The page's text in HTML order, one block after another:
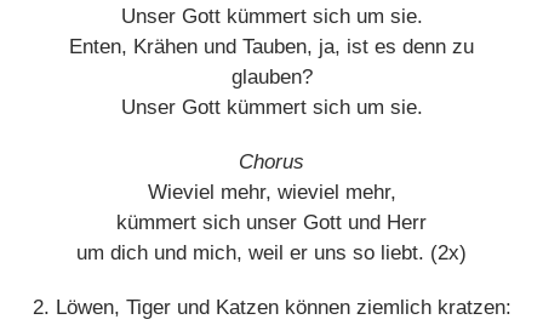
Unser Gott kümmert sich um sie.
Enten, Krähen und Tauben, ja, ist es denn zu
glauben?
Unser Gott kümmert sich um sie.
Chorus
Wieviel mehr, wieviel mehr,
kümmert sich unser Gott und Herr
um dich und mich, weil er uns so liebt. (2x)
2. Löwen, Tiger und Katzen können ziemlich kratzen: